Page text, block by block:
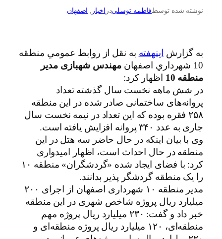
نوشته شده توسطفاطمه توسلیدر اخبار , اصفهان
به گزارش اینهفته به نقل از روابط عمومي منطقه
10 شهرداري اصفهان
مهندس شهبازی مدیر
منطقه 10
اظهار كرد:
در شش ماهه نخست سال گذشته تعداد
پروانه‌های ساختمانی صادر شده در این منطقه
۲۵۸ فقره بوده که این تعداد در نیمه نخست سال
جاری به عدد ۳۴۰ پروانه افزایش یافته است.
وی با بیان اینکه در حال حاضر سه هتل در این
منطقه در حال احداث است، اظهار امیدواری
کرد: با فضای ایجاد شده «گردشگران» منطقه ۱۰
را یک منطقه گردشگر پذیر بدانند.
مدیر منطقه ۱۰ شهرداری اصفهان از اجرای ۲۰۰
میلیارد ریال پروژه شاخص شهری در این منطقه
خبر داد و گفت: ۲۳۰ میلیارد ریال پروژه مهم
منطقه‌ای، ۱۲۰ میلیارد ریال پروژه منطقه‌ای و